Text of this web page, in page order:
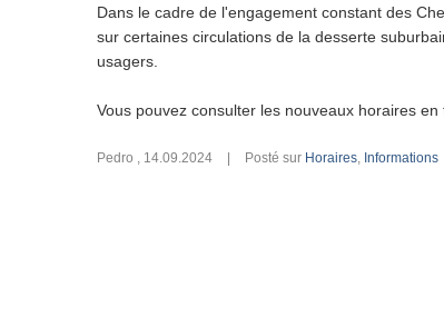
Dans le cadre de l'engagement constant des
sur certaines circulations de la desserte
usagers.
Vous pouvez consulter les nouveaux horaires
Pedro , 14.09.2024 Posté sur Horaires, Informations